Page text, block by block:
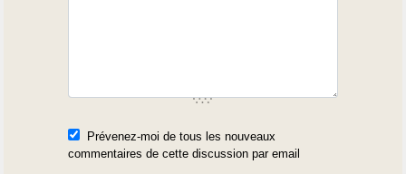
Prévenez-moi de tous les nouveaux
commentaires de cette discussion par email